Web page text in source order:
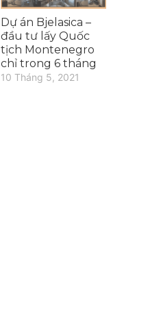
Dự án Bjelasica –
đầu tư lấy Quốc
tịch Montenegro
chỉ trong 6 tháng
10 Tháng 5, 2021